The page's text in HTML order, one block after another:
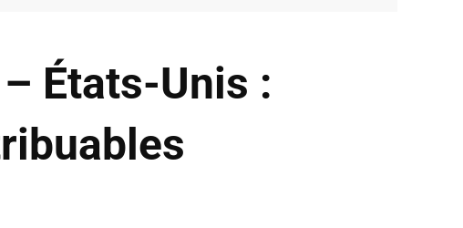
États-Unis :